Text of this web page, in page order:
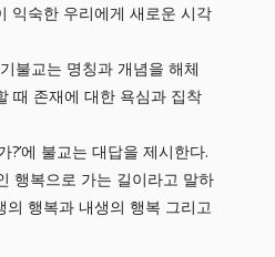
익숙한 우리에게 새로운 시각
불교는 명칭과 개념을 해체
때 존재에 대한 욕심과 집착
?’에 불교는 대답을 제시한다.
행복으로 가는 길이라고 말하
행복과 내생의 행복 그리고